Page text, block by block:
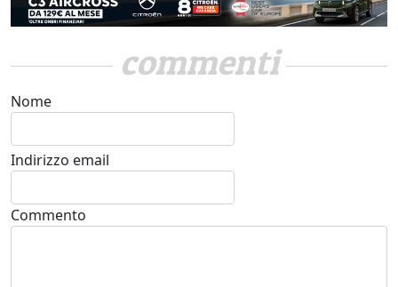
commenti
Nome
Indirizzo email
Commento